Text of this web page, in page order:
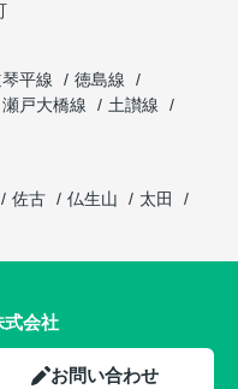
平線
徳島線
瀬戸大橋線
土讃線
佐古 仏生山
太田
式会社
お問い合わせ